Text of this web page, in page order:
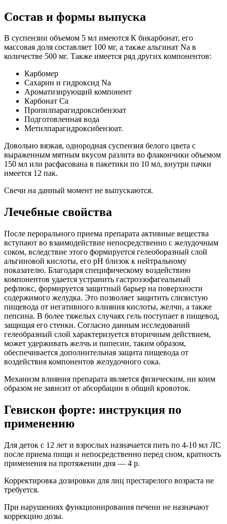
Состав и формы выпуска
В суспензии объемом 5 мл имеются К бикарбонат, его
массовая доля составляет 100 мг, а также альгинат Na в
количестве 500 мг. Также имеется ряд других компонентов:
Карбомер
Сахарин и гидроксид Na
Ароматизирующий компонент
Карбонат Ca
Пропилпарагидроксибензоат
Подготовленная вода
Метилпарагидроксибензоат.
Довольно вязкая, однородная суспензия белого цвета с
выраженным мятным вкусом разлита во флакончики объемом
150 мл или расфасована в пакетики по 10 мл, внутри пачки
имеется 12 пак.
Свечи на данный момент не выпускаются.
Лечебные свойства
После перорального приема препарата активные вещества
вступают во взаимодействие непосредственно с желудочным
соком, вследствие этого формируется гелеоборазный слой
альгиновой кислоты, его рН близок к нейтральному
показателю. Благодаря специфическому воздействию
компонентов удается устранить гастроэзофагеальный
рефлюкс, формируется защитный барьер на поверхности
содержимого желудка. Это позволяет защитить слизистую
пищевода от негативного влияния кислоты, желчи, а также
пепсина. В более тяжелых случаях гель поступает в пищевод,
защищая его стенки. Согласно данным исследований
гелеобразный слой характеризуется вторичным действием,
может удерживать желчь и пипесин, таким образом,
обеспечивается дополнительная защита пищевода от
воздействия компонентов желудочного сока.
Механизм влияния препарата является физическим, ни коим
образом не зависит от абсорбации в общий кровоток.
Гевискон форте: инструкция по
применению
Для деток с 12 лет и взрослых назначается пить по 4-10 мл ЛС
после приема пищи и непосредственно перед сном, кратность
применения на протяжении дня — 4 р.
Корректировка дозировки для лиц престарелого возраста не
требуется.
При нарушениях функционирования печени не назначают
коррекцию дозы.